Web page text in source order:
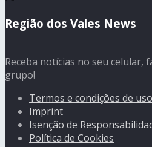
Região dos Vales News
Receba notícias no seu celular,
grupo!
Termos e condições de uso
Imprint
Isenção de
Política de Cookies